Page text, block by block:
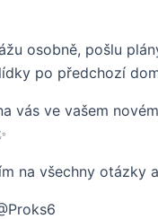
osobně, pošlu
po předchozí
vás ve vašem
na všechny otázky